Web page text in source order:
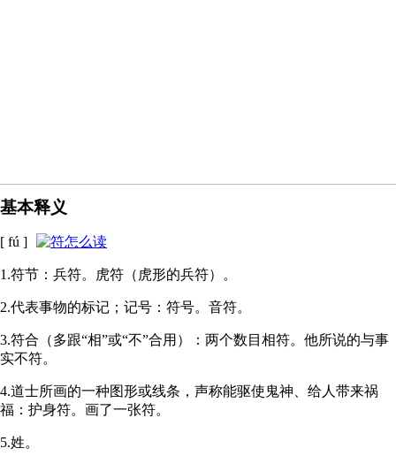
基本释义
[ fú ]
1.符节：兵符。虎符（虎形的兵符）。
2.代表事物的标记；记号：符号。音符。
3.符合（多跟“相”或“不”合用）：两个数目相符。他所说的与事
实不符。
4.道士所画的一种图形或线条，声称能驱使鬼神、给人带来祸
福：护身符。画了一张符。
5.姓。